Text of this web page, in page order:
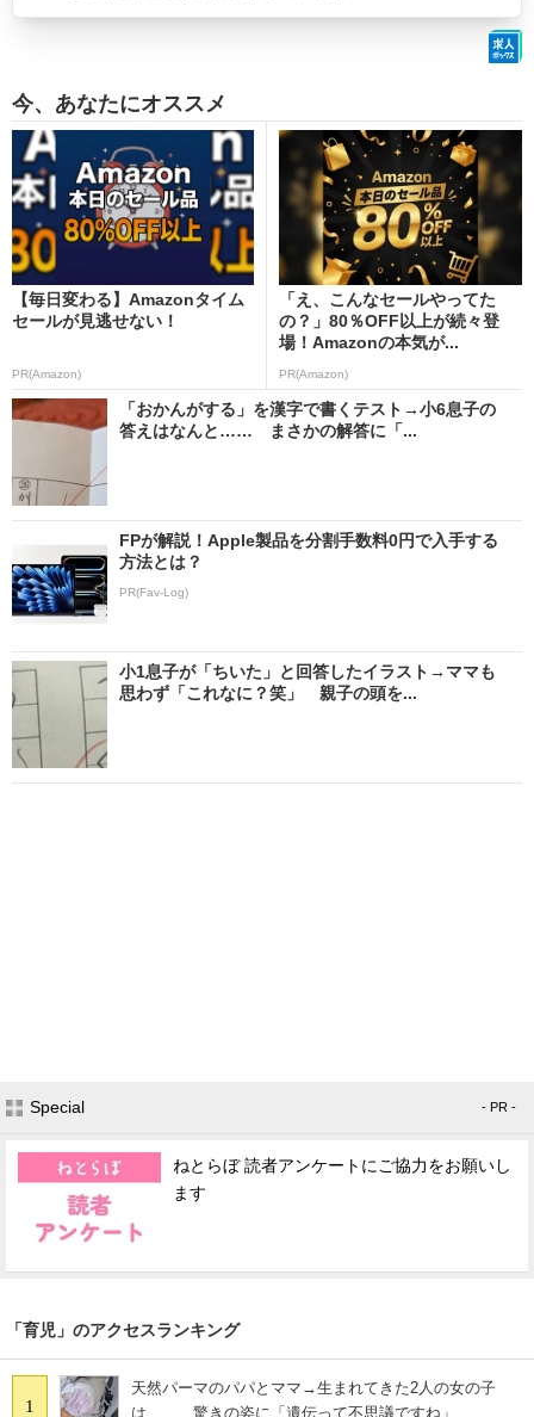
今、あなたにオススメ
【毎日変わる】Amazonタイム
セールが見逃せない！
PR(Amazon)
「え、こんなセールやってた
の？」80％OFF以上が続々登
場！Amazonの本気が...
PR(Amazon)
「おかんがする」を漢字で書くテスト→小6息子の
答えはなんと…… まさかの解答に「...
FPが解説！Apple製品を分割手数料0円で入手する
方法とは？
PR(Fav-Log)
小1息子が「ちいた」と回答したイラスト→ママも
思わず「これなに？笑」 親子の頭を...
Special - PR -
ねとらぼ 読者アンケートにご協力をお願いし
ます
「育児」のアクセスランキング
1
天然パーマのパパとママ→生まれてきた2人の女の子
は…… 驚きの姿に「遺伝って不思議ですね」